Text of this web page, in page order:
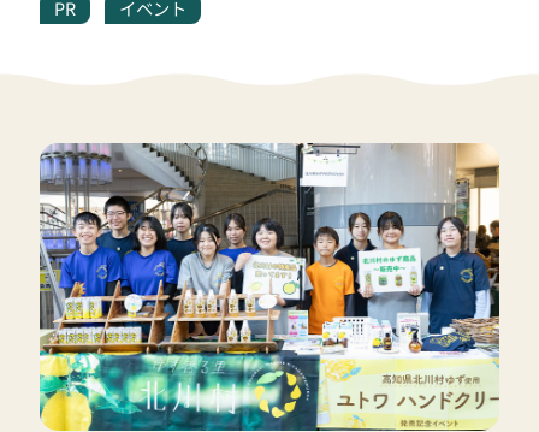
PR イベント